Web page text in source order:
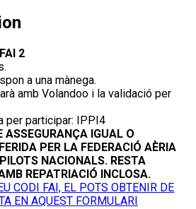
2
a una mànega.
amb Volandoo i la validació per
per participar: IPPI4
ASSEGURANÇA IGUAL O
PER LA FEDERACIÓ AÈRIA
NACIONALS. RESTA
REPATRIACIÓ INCLOSA.
CODI FAI, EL POTS OBTENIR DE
EN AQUEST FORMULARI